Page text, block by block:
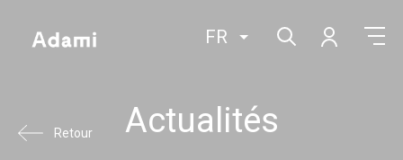
FR
Retour Actualités